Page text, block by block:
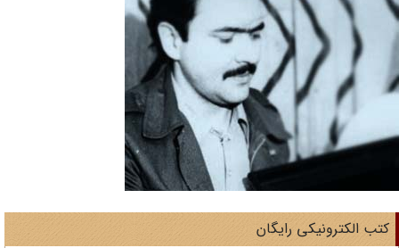
الکترونیکی رایگان